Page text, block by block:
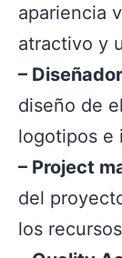
apariencia
atractivo y
–
diseño de
logotipos e
– Project
del
los